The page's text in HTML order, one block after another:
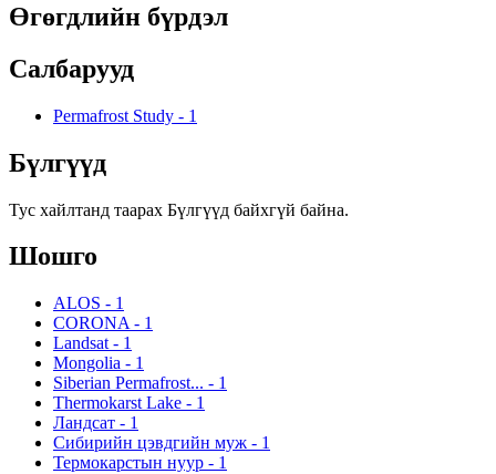
Өгөгдлийн бүрдэл
Салбарууд
Permafrost Study - 1
Бүлгүүд
Тус хайлтанд таарах Бүлгүүд байхгүй байна.
Шошго
ALOS - 1
CORONA - 1
Landsat - 1
Mongolia - 1
Siberian Permafrost... - 1
Thermokarst Lake - 1
Ландсат - 1
Сибирийн цэвдгийн муж - 1
Термокарстын нуур - 1